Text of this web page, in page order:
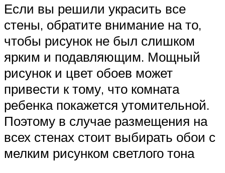
Если вы решили украсить все
стены, обратите внимание на то,
чтобы рисунок не был слишком
ярким и подавляющим. Мощный
рисунок и цвет обоев может
привести к тому, что комната
ребенка покажется утомительной.
Поэтому в случае размещения на
всех стенах стоит выбирать обои с
мелким рисунком светлого тона